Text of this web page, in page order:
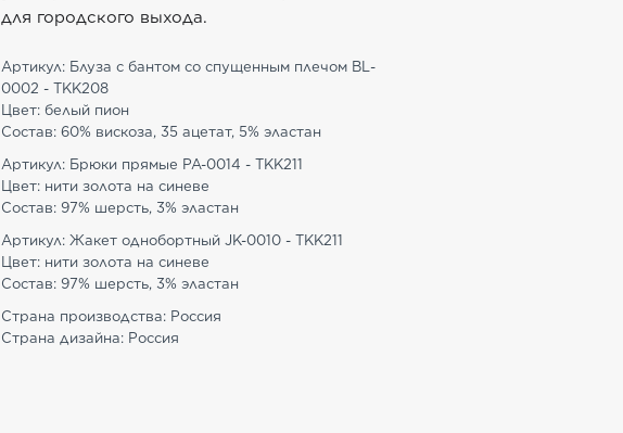
для городского выхода.
Артикул: Блуза с бантом со спущенным плечом BL-
0002 - TKK208
Цвет: белый пион
Состав: 60% вискоза, 35 ацетат, 5% эластан
Артикул: Брюки прямые PA-0014 - TKK211
Цвет: нити золота на синеве
Состав: 97% шерсть, 3% эластан
Артикул: Жакет однобортный JK-0010 - TKK211
Цвет: нити золота на синеве
Состав: 97% шерсть, 3% эластан
Страна производства: Россия
Страна дизайна: Россия